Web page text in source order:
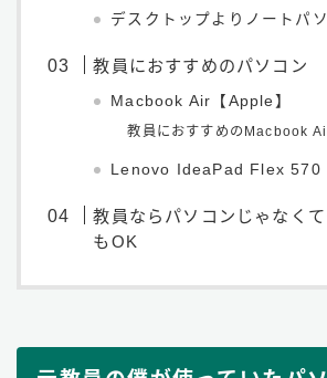
デスクトップよりノートパ
教員におすすめのパソコン
Macbook Air【Apple】
教員におすすめのMacbook
Lenovo IdeaPad Flex 570
教員ならパソコンじゃなく
もOK